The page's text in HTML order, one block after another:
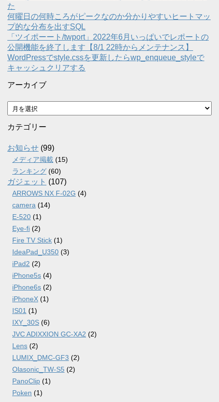
た
何曜日の何時ころがピークなのか分かりやすいヒートマッ
プ的な分布を出すSQL
「ツイポーート/twport」2022年6月いっぱいでレポートの
公開機能を終了します【8/1 22時からメンテナンス】
WordPressでstyle.cssを更新したらwp_enqueue_styleで
キャッシュクリアする
アーカイブ
ア
ー
カ
ブ
カテゴリー
お知らせ (99)
メディア掲載 (15)
ランキング (60)
ガジェット (107)
ARROWS NX F-02G (4)
camera (14)
E-520 (1)
Eye-fi (2)
Fire TV Stick (1)
IdeaPad_U350 (3)
iPad2 (2)
iPhone5s (4)
iPhone6s (2)
iPhoneX (1)
IS01 (1)
IXY_30S (6)
JVC ADIXXION GC-XA2 (2)
Lens (2)
LUMIX_DMC-GF3 (2)
Olasonic_TW-S5 (2)
PanoClip (1)
Poken (1)